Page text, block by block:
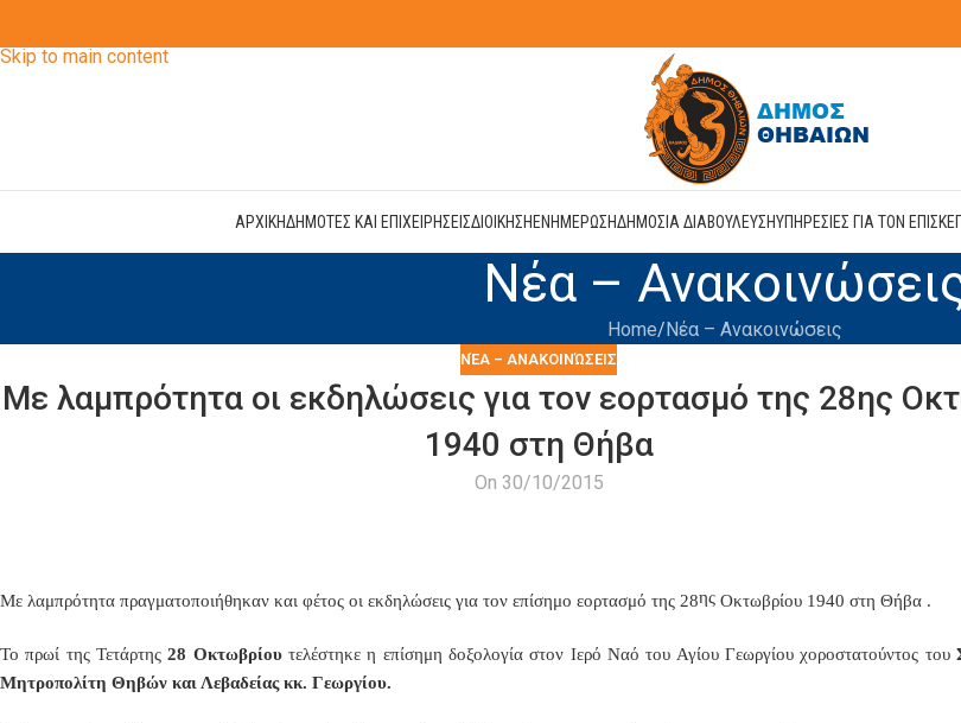
Skip to main content
ΑΡΧΙΚΗΔΗΜΟΤΕΣ ΚΑΙ ΕΠΙΧΕΙΡΗΣΕΙΣΔΙΟΙΚΗΣΗΕΝΗΜΕΡΩΣΗΔΗΜΟΣΙΑ ΔΙΑΒΟΥΛΕΥΣΗΥΠΗΡΕΣΙΕΣ ΓΙΑ ΤΟΝ
Νέα –
Home Νέα – Ανακοινώσεις
ΝΈΑ – ΑΝΑΚΟΙΝΏΣΕΙΣ
Με λαμπρότητα οι εκδηλώσεις για τον εορτασμό της 28ης
1940 στη Θήβα
On 30/10/2015
Με λαμπρότητα πραγματοποιήθηκαν και φέτος οι εκδηλώσεις για τον επίσημο εορτασμό της 28ης Οκτωβρίου 1940 στη Θήβα .
Το πρωί της Τετάρτης 28 Οκτωβρίουτελέστηκε η επίσημη δοξολογία στον Ιερό Ναό του Αγίου Γεωργίου χοροστατούντος του
Μητροπολίτη Θηβών και Λεβαδείας κκ. Γεωργίου.